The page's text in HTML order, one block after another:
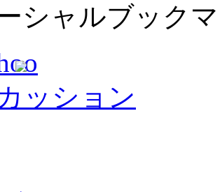
シャルブック
ッション